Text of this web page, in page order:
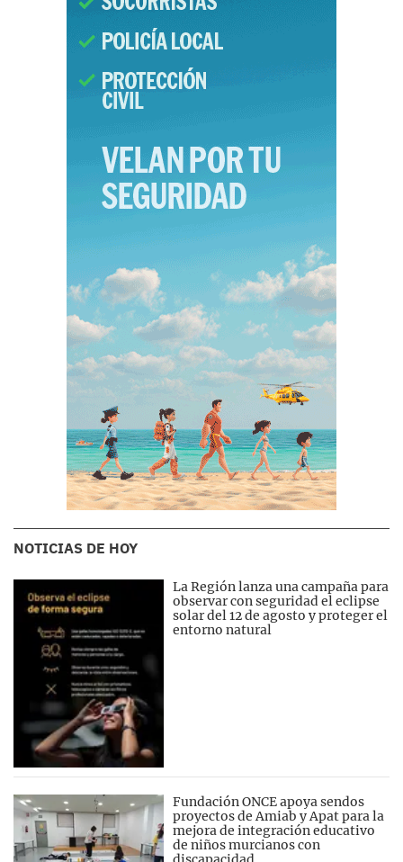
NOTICIAS DE HOY
La Región lanza una campaña para
observar con seguridad el eclipse
solar del 12 de agosto y proteger el
entorno natural
Fundación ONCE apoya sendos
proyectos de Amiab y Apat para la
mejora de integración educativo
de niños murcianos con